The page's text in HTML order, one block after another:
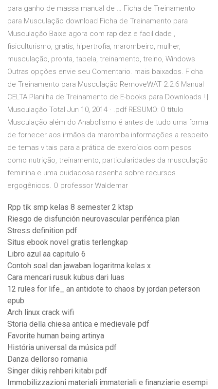
para ganho de massa manual de … Ficha de Treinamento
para Musculação download Ficha de Treinamento para
Musculação Baixe agora com rapidez e facilidade ,
fisiculturismo, gratis, hipertrofia, marombeiro, mulher,
musculação, pronta, tabela, treinamento, treino, Windows
Outras opções envie seu Comentario. mais baixados. Ficha
de Treinamento para Musculação RemoveWAT 2.2.6 Manual
CELTA Planilha de Treinamento de E-books para Downloads ! |
Musculação Total Jun 10, 2014 · .pdf RESUMO: O título
Musculação além do Anabolismo é antes de tudo uma forma
de fornecer aos irmãos da maromba informações a respeito
de temas vitais para a prática de exercícios com pesos
como nutrição, treinamento, particularidades da musculação
feminina e uma cuidadosa resenha sobre recursos
ergogênicos. O professor Waldemar
Rpp tik smp kelas 8 semester 2 ktsp
Riesgo de disfunción neurovascular periférica plan
Stress definition pdf
Situs ebook novel gratis terlengkap
Libro azul aa capitulo 6
Contoh soal dan jawaban logaritma kelas x
Cara mencari rusuk kubus dari luas
12 rules for life_ an antidote to chaos by jordan peterson
epub
Arch linux crack wifi
Storia della chiesa antica e medievale pdf
Favorite human being artinya
História universal da música pdf
Danza dellorso romania
Singer dikiş rehberi kitabı pdf
Immobilizzazioni materiali immateriali e finanziarie esempi